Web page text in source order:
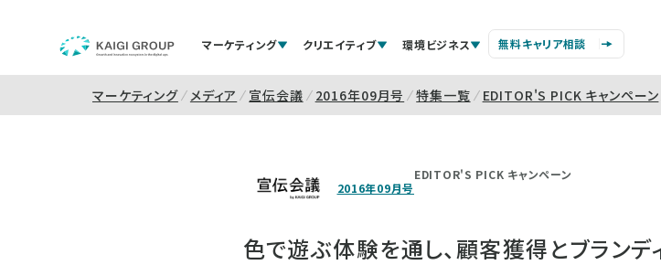
マーケティング クリエイティブ 環境ビジネス 無料キャリア相談
マーケティング メディア 宣伝会議 2016年09月号 特集一覧 EDITOR'S PICK キャンペーン
2016年09月号
EDITOR'S PICK キャンペーン
色で遊ぶ体験を通し、顧客獲得とブラン